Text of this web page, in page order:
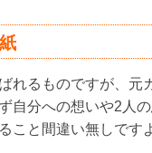
れるものですが、元
自分への想いや2人
こと間違い無しです